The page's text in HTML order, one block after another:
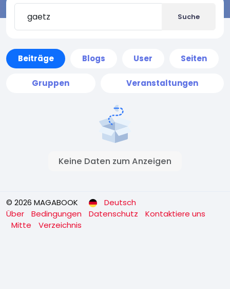
Suche
Beiträge Blogs User Seiten
Gruppen Veranstaltungen
Keine Daten zum Anzeigen
© 2026 MAGABOOK
Deutsch
Über
Bedingungen Datenschutz
Kontaktiere uns
Mitte
Verzeichnis